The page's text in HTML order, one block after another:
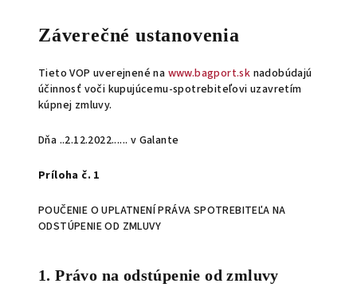
Záverečné ustanovenia
Tieto VOP uverejnené na www.bagport.sk nadobúdajú
účinnosť voči kupujúcemu-spotrebiteľovi uzavretím
kúpnej zmluvy.
Dňa ..2.12.2022...... v Galante
Príloha č. 1
POUČENIE O UPLATNENÍ PRÁVA SPOTREBITEĽA NA
ODSTÚPENIE OD ZMLUVY
1. Právo na odstúpenie od zmluvy